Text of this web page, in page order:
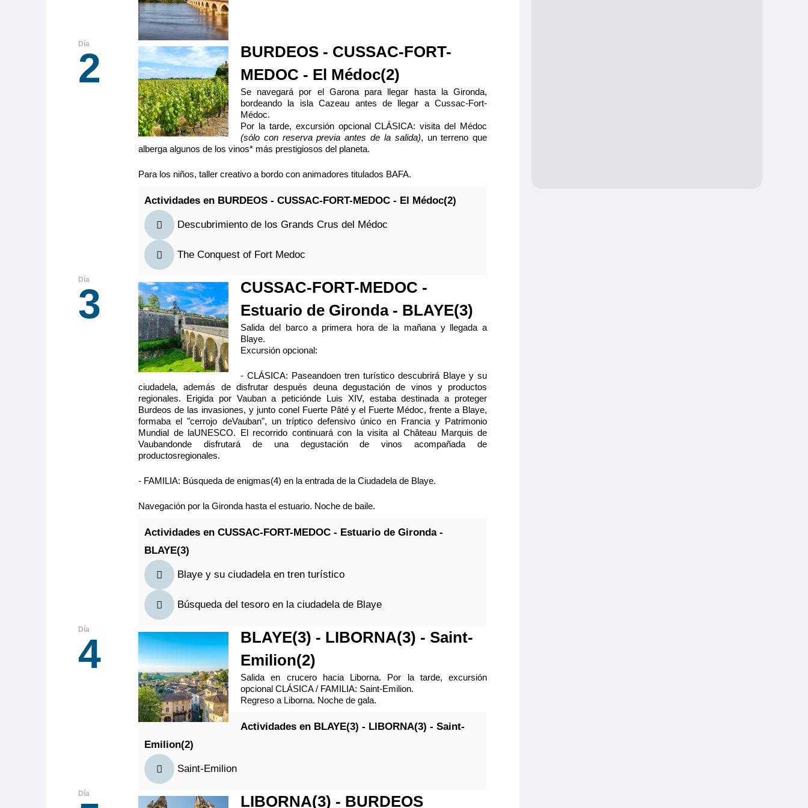
13.00m
Categoría
5 anclas
MS Cyrano de Bergerac
PUENTE PRINCIPAL 2 CAMAS
SEPARABLES CAT A
1.299€
Camarote amplio y cómodo
con cama grande separable,
baño (lavabo, ducha y aseo
privados, toallas incluidas), secador, televisión, caja fuerte y
radio. Situado en el puente principal con ojo de buey.
Tamaño
13.00m 2
Categoría
5 anclas
2
BURDEOS - CUSSAC-FORT-
MEDOC - El Médoc(2)
Se navegará por el Garona para llegar hasta la Gironda,
bordeando la isla Cazeau antes de llegar a Cussac-Fort-
Médoc.
Por la tarde, excursión opcional CLÁSICA: visita del Médoc
(sólo con reserva previa antes de la salida), un terreno que
alberga algunos de los vinos* más prestigiosos del planeta.
Para los niños, taller creativo a bordo con animadores titulados BAFA.
Actividades en BURDEOS - CUSSAC-FORT-MEDOC - El Médoc(2)
Descubrimiento de los Grands Crus del Médoc
The Conquest of Fort Medoc
3
CUSSAC-FORT-MEDOC -
Estuario de Gironda - BLAYE(3)
Salida del barco a primera hora de la mañana y llegada a
Blaye.
Excursión opcional:
- CLÁSICA: Paseandoen tren turístico descubrirá Blaye y su
ciudadela, además de disfrutar después deuna degustación de vinos y productos
regionales. Erigida por Vauban a peticiónde Luis XIV, estaba destinada a proteger
Burdeos de las invasiones, y junto conel Fuerte Pâté y el Fuerte Médoc, frente a Blaye,
formaba el "cerrojo deVauban", un tríptico defensivo único en Francia y Patrimonio
Mundial de laUNESCO. El recorrido continuará con la visita al Château Marquis de
Vaubandonde disfrutará de una degustación de vinos acompañada de
productosregionales.
- FAMILIA: Búsqueda de enigmas(4) en la entrada de la Ciudadela de Blaye.
Navegación por la Gironda hasta el estuario. Noche de baile.
Actividades en CUSSAC-FORT-MEDOC - Estuario de Gironda -
BLAYE(3)
Blaye y su ciudadela en tren turístico
Búsqueda del tesoro en la ciudadela de Blaye
4
BLAYE(3) - LIBORNA(3) - Saint-
Emilion(2)
Salida en crucero hacia Liborna. Por la tarde, excursión
opcional CLÁSICA / FAMILIA: Saint-Emilion.
Regreso a Liborna. Noche de gala.
Actividades en BLAYE(3) - LIBORNA(3) - Saint-
Emilion(2)
Saint-Emilion
LIBORNA(3) - BURDEOS